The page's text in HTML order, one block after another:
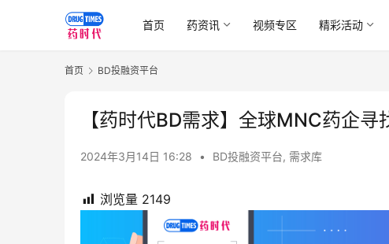
首页 药资讯 视频专区 精彩活动
首页 BD投融资平台
【药时代BD需求】全球MNC药企
2024年3月14日 16:28 • BD投融资平台, 需求库
浏览量 2149